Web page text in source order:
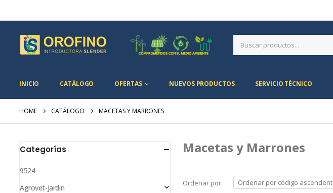
INICIO CATÁLOGO OFERTAS NUEVOS PRODUCTOS SERVICIO TÉCNICO
HOME CATÁLOGO MACETAS Y MARRONES
Macetas y Marrones
Ordenar por:
Categorías
9524
Agrovet-Jardin